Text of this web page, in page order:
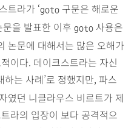
트라가 ‘goto구문은 해로운
을 발표한 이후 goto사용은
논문에 대해서는 많은 오해가
이다. 데이크스트라는 자신
는 사례’로 정했지만, 파스
였던 니클라우스 비르트가 제
라의 입장이 보다 공격적으